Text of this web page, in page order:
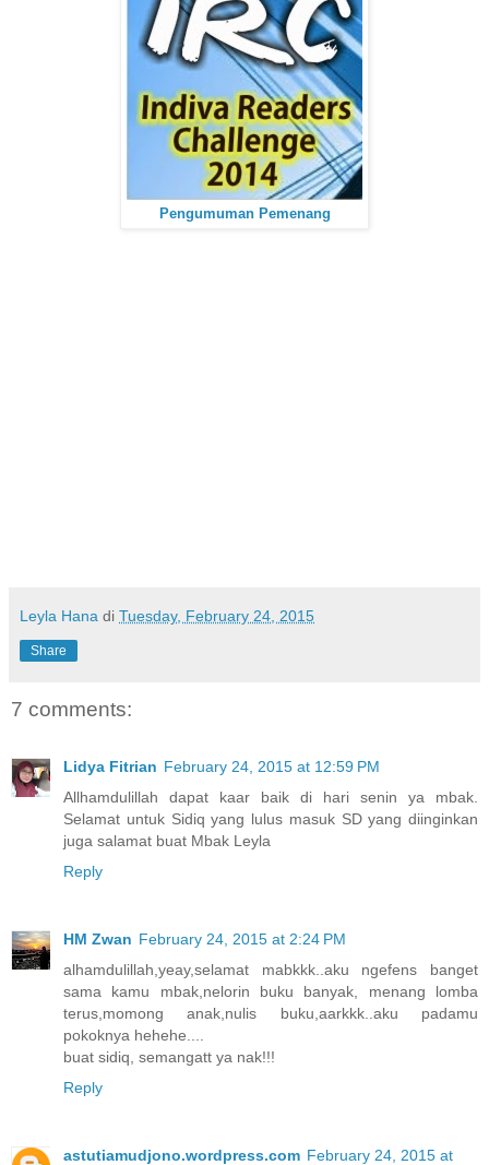
Pengumuman Pemenang
Leyla Hana di Tuesday, February 24, 2015
Share
7 comments:
Lidya Fitrian February 24, 2015 at 12:59 PM
Allhamdulillah dapat kaar baik di hari senin ya mbak.
Selamat untuk Sidiq yang lulus masuk SD yang diinginkan
juga salamat buat Mbak Leyla
Reply
HM Zwan February 24, 2015 at 2:24 PM
alhamdulillah,yeay,selamat mabkkk..aku ngefens banget
sama kamu mbak,nelorin buku banyak, menang lomba
terus,momong anak,nulis buku,aarkkk..aku padamu
pokoknya hehehe....
buat sidiq, semangatt ya nak!!!
Reply
astutiamudjono.wordpress.com February 24, 2015 at